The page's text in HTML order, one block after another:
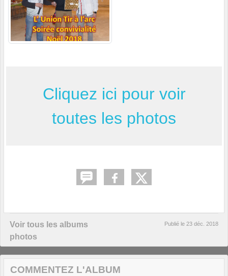
Cliquez ici pour voir
toutes les photos
Voir tous les albums
photos
Publié le 23 déc. 2018
COMMENTEZ L'ALBUM